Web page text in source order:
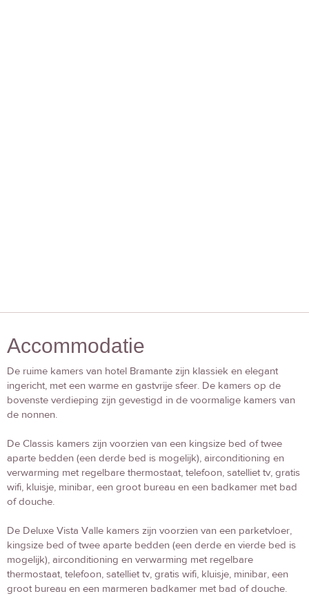
Accommodatie
De ruime kamers van hotel Bramante zijn klassiek en elegant
ingericht, met een warme en gastvrije sfeer. De kamers op de
bovenste verdieping zijn gevestigd in de voormalige kamers van
de nonnen.
De Classis kamers zijn voorzien van een kingsize bed of twee
aparte bedden (een derde bed is mogelijk), airconditioning en
verwarming met regelbare thermostaat, telefoon, satelliet tv, gratis
wifi, kluisje, minibar, een groot bureau en een badkamer met bad
of douche.
De Deluxe Vista Valle kamers zijn voorzien van een parketvloer,
kingsize bed of twee aparte bedden (een derde en vierde bed is
mogelijk), airconditioning en verwarming met regelbare
thermostaat, telefoon, satelliet tv, gratis wifi, kluisje, minibar, een
groot bureau en een marmeren badkamer met bad of douche.